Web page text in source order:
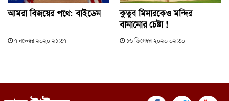
আমরা বিজয়ের পথে: বাইডেন
৭ নভেম্বর ২০২০ ২১:৩৭
কুতুব মিনারকেও মন্দির
বানানোর চেষ্টা !
১৬ ডিসেম্বর ২০২০ ০২:৩০